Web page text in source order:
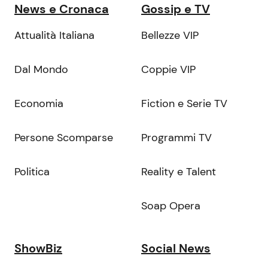
News e Cronaca
Attualità Italiana
Dal Mondo
Economia
Persone Scomparse
Politica
Gossip e TV
Bellezze VIP
Coppie VIP
Fiction e Serie TV
Programmi TV
Reality e Talent
Soap Opera
ShowBiz Social News